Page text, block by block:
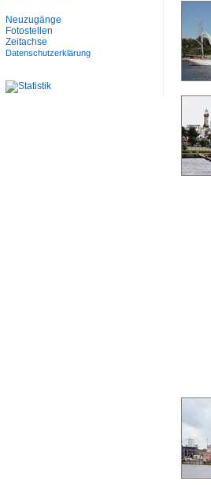
Neuzugänge
Fotostellen
Zeitachse
Datenschutzerklärung